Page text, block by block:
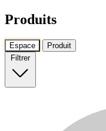
Produits
Espace
Produit
Filtrer